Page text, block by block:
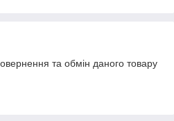
та обмін даного товару